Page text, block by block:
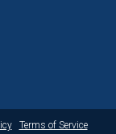
Terms of Service